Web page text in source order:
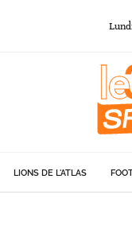
LIONS DE L'ATLAS